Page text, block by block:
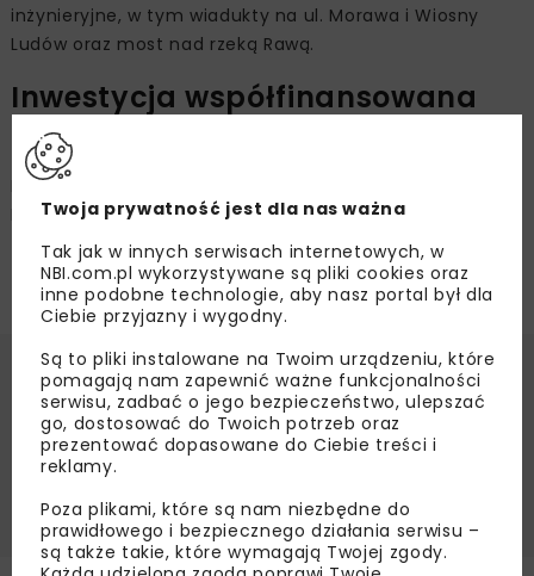
inżynieryjne, w tym wiadukty na ul. Morawa i Wiosny
Ludów oraz most nad rzeką Rawą.
Inwestycja współfinansowana
z funduszy unijnych
Projekt realizowany na odcinku linii kolejowej Będzin –
Katowice Szopienice Południowe współfinansowany jest
z unijnego instrumentu CEF „Łącząc Europę”.
Zakończenie prac planowane jest w 2027 r.
Źródło:PKP Polskie Linie Kolejowe SA
KŁADKA
KŁADKA DLA PIESZYCH
KŁADKA SOSNOWIEC
MIASTO SOSNOWIEC
PLK
Twoja prywatność jest dla nas ważna
Tak jak w innych serwisach internetowych, w
NBI.com.pl wykorzystywane są pliki cookies oraz
inne podobne technologie, aby nasz portal był dla
Ciebie przyjazny i wygodny.
Są to pliki instalowane na Twoim urządzeniu, które
pomagają nam zapewnić ważne funkcjonalności
serwisu, zadbać o jego bezpieczeństwo, ulepszać
go, dostosować do Twoich potrzeb oraz
prezentować dopasowane do Ciebie treści i
reklamy.
Poza plikami, które są nam niezbędne do
prawidłowego i bezpiecznego działania serwisu –
są także takie, które wymagają Twojej zgody.